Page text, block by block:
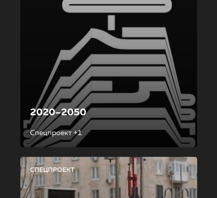
2020–2050
Спецпроект +1
СПЕЦПРОЕКТ